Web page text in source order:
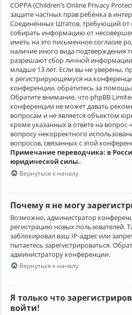
COPPA (Children’s Online Privacy
защите частных прав ребёнка в
Соединённых Штатов, требующий от
собирать информацию от
иметь на это письменное согласие
наличие иного вида подтверждения
разрешают сбор личной
младше 13 лет. Если вы не уверены,
к регистрирующемуся на
конференции, обратитесь за
Обратите внимание, что phpBB
конференции не может давать
вопросам и не является объектом
кроме указанных в ответе на вопрос
вопросу некорректного
вопросов, связанных с этой
Примечание переводчика: в
юридической силы..
Вернуться к началу
Почему я не могу
Возможно, администратор
регистрацию новых пользователей.
заблокировал ваш IP-адрес или
пытаетесь зарегистрироваться.
администратору конференции.
Вернуться к началу
Я только что
войти!